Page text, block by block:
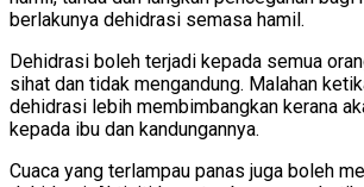
berlakunya dehidrasi semasa hamil.
Dehidrasi boleh terjadi kepada semua
sihat dan tidak mengandung. Malahan
dehidrasi lebih membimbangkan kerana
kepada ibu dan kandungannya.
Cuaca yang terlampau panas juga boleh